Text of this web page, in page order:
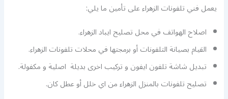
يعمل فني تلفونات الزهراء على تأمين ما يلي:
اصلاح الهواتف في محل تصليح ايباد الزهراء.
القيام بصيانة التلفونات أو برمجتها في محلات تلفونات الزهراء.
تبديل شاشة تلفون ايفون و تركيب اخرى بديلة اصلية و مكفولة.
تصليح تلفونات بالمنزل الزهراء من اي خلل أو عطل كان.